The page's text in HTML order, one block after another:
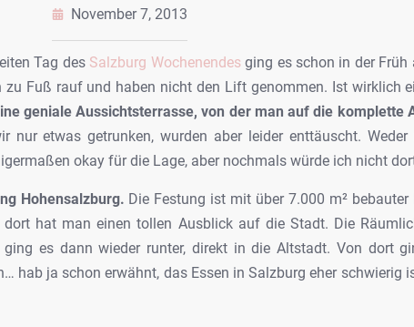
November 7, 2013
Tag des Salzburg Wochenendesging es schon in der Früh
Fuß rauf und haben nicht den Lift genommen. Ist wirklich
geniale Aussichtsterrasse, von der man auf die komplette
etwas getrunken, wurden aber leider enttäuscht. Weder
okay für die Lage, aber nochmals würde ich nicht
Hohensalzburg. Die Festung ist mit über 7.000 m²
hat man einen tollen Ausblick auf die Stadt. Die
es dann wieder runter, direkt in die Altstadt. Von dort
hab ja schon erwähnt, das Essen in Salzburg eher schwierig